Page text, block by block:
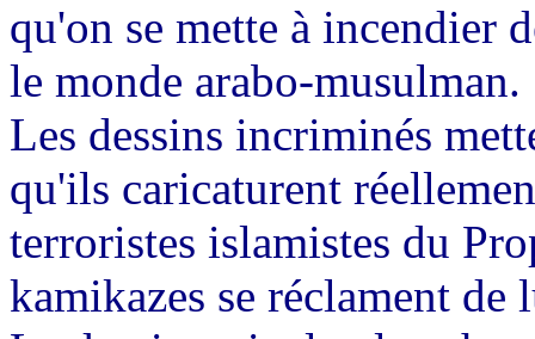
qu'on se mette à incendier
le monde arabo-musulman.
Les dessins incriminés
qu'ils caricaturent
terroristes islamistes du
kamikazes se réclament